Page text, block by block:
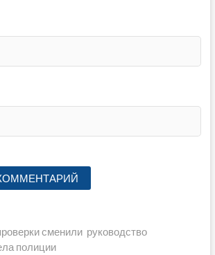
сменили руководство
полиции